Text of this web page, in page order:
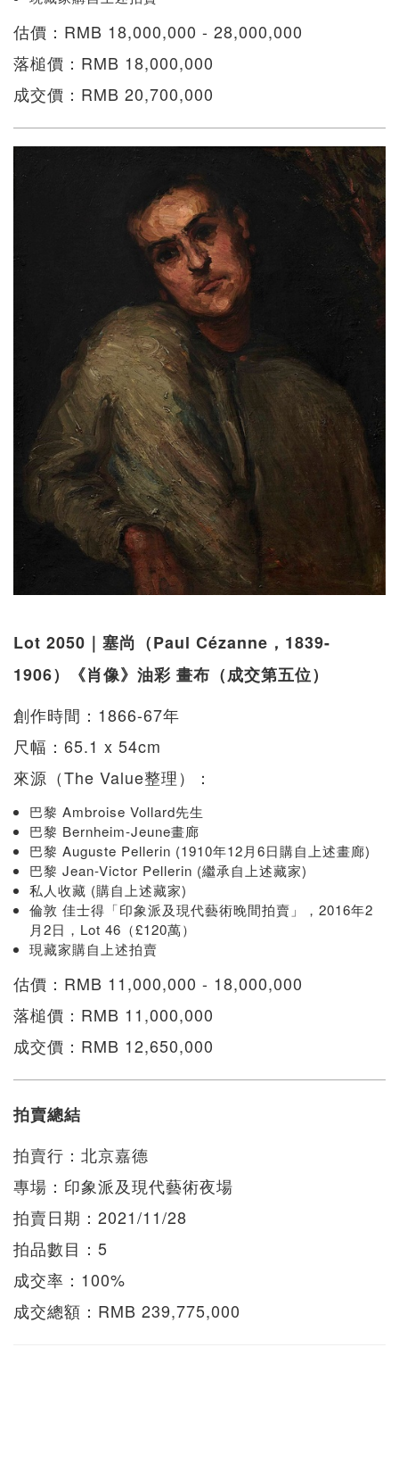
估價：RMB 18,000,000 - 28,000,000
落槌價：RMB 18,000,000
成交價：RMB 20,700,000
Lot 2050｜塞尚（Paul Cézanne，1839-
1906）《肖像》油彩 畫布（成交第五位）
創作時間：1866-67年
尺幅：65.1 x 54cm
來源（The Value整理）：
巴黎 Ambroise Vollard先生
巴黎 Bernheim-Jeune畫廊
巴黎 Auguste Pellerin (1910年12月6日購自上述畫廊)
巴黎 Jean-Victor Pellerin (繼承自上述藏家)
私人收藏 (購自上述藏家)
倫敦 佳士得「印象派及現代藝術晚間拍賣」，2016年2
月2日，Lot 46（£120萬）
現藏家購自上述拍賣
估價：RMB 11,000,000 - 18,000,000
落槌價：RMB 11,000,000
成交價：RMB 12,650,000
拍賣總結
拍賣行：北京嘉德
專場：印象派及現代藝術夜場
拍賣日期：2021/11/28
拍品數目：5
成交率：100%
成交總額：RMB 239,775,000